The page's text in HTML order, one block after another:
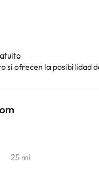
si ofrecen la posibilidad
25 mi